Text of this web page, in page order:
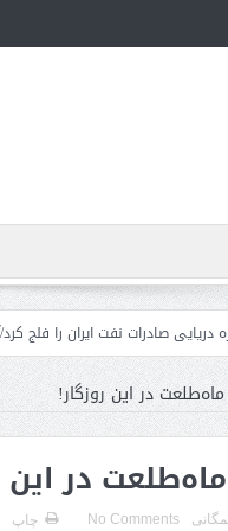
نفت ایران را فلج کرد/آمریکا: خفه
در این روزگار!
در این
No Comments چاپ